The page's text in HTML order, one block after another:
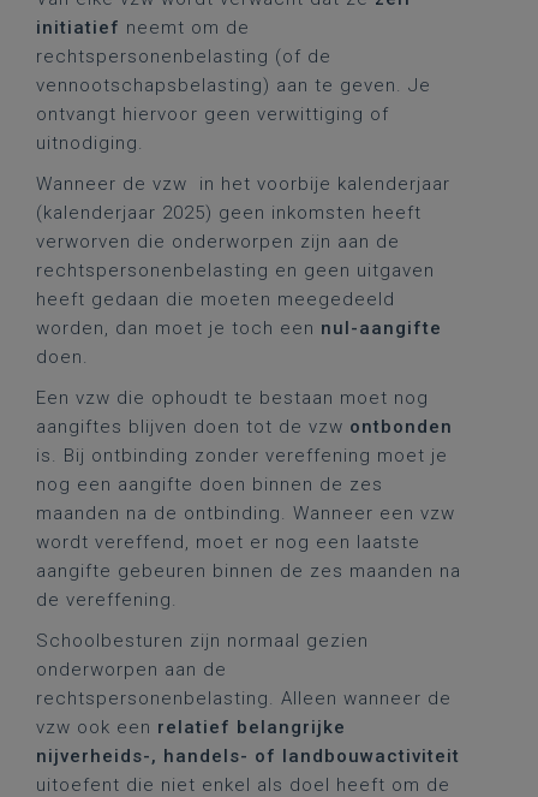
initiatief neemt om de
rechtspersonenbelasting (of de
vennootschapsbelasting) aan te geven. Je
ontvangt hiervoor geen verwittiging of
uitnodiging.
Wanneer de vzw in het voorbije kalenderjaar
(kalenderjaar 2025) geen inkomsten heeft
verworven die onderworpen zijn aan de
rechtspersonenbelasting en geen uitgaven
heeft gedaan die moeten meegedeeld
worden, dan moet je toch een nul-aangifte
doen.
Een vzw die ophoudt te bestaan moet nog
aangiftes blijven doen tot de vzw ontbonden
is. Bij ontbinding zonder vereffening moet je
nog een aangifte doen binnen de zes
maanden na de ontbinding. Wanneer een vzw
wordt vereffend, moet er nog een laatste
aangifte gebeuren binnen de zes maanden na
de vereffening.
Schoolbesturen zijn normaal gezien
onderworpen aan de
rechtspersonenbelasting. Alleen wanneer de
vzw ook een relatief belangrijke
nijverheids-, handels- of landbouwactiviteit
uitoefent die niet enkel als doel heeft om de